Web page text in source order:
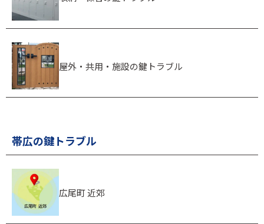
屋外・共用・施設の鍵トラブル
帯広の鍵トラブル
広尾町 近郊